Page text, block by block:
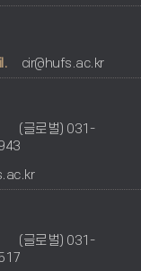
cir@hufs.ac.kr
(글로벌) 031-
(글로벌) 031-